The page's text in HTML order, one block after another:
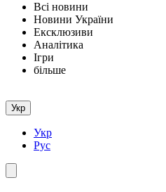
Всі новини
Новини України
Ексклюзиви
Аналітика
Ігри
більше
Укр
Укр
Рус